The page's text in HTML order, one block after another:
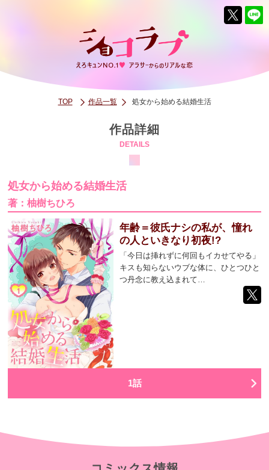
TOP 作品一覧 処女から始める結婚生活
作品詳細
DETAILS
処女から始める結婚生活
著：柚樹ちひろ
年齢＝彼氏ナシの私が、憧れ
の人といきなり初夜!?
「今日は挿れずに何回もイカせてやる」
キスも知らないウブな体に、ひとつひと
つ丹念に教え込まれて…
1話